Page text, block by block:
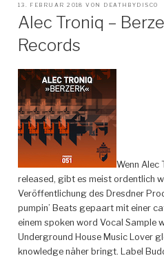
VERÖFFENTLICHT
13. FEBRUAR 2018 VON DEATHBYDISCO
Alec Troniq –
Records
Wenn Alec
released, gibt es meist ordentlich
Veröffentlichung des Dresdner
pumpin’ Beats gepaart mit einer
einem spoken word Vocal Sample
Underground House Music Lover
knowledge näher bringt. Label